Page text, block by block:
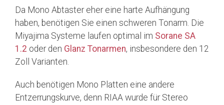
Da Mono Abtaster eher eine harte Aufhängung
haben, benötigen Sie einen schweren Tonarm. Die
Miyajima Systeme laufen optimal im Sorane SA
1.2 oder den Glanz Tonarmen, insbesondere den 12
Zoll Varianten.
Auch benötigen Mono Platten eine andere
Entzerrungskurve, denn RIAA wurde für Stereo